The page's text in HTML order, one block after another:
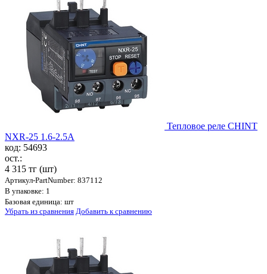
Тепловое реле CHINT
NXR-25 1.6-2.5A
код: 54693
ост.:
4 315 тг (шт)
Артикул-PartNumber: 837112
В упаковке: 1
Базовая единица: шт
Убрать из сравнения Добавить к сравнению